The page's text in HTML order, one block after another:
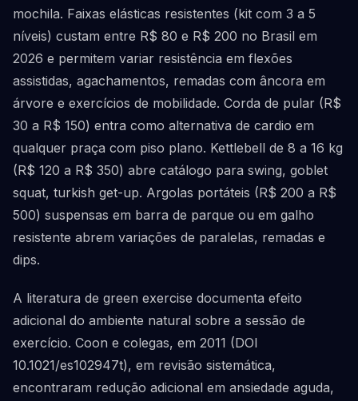
mochila. Faixas elásticas resistentes (kit com 3 a 5
níveis) custam entre R$ 80 e R$ 200 no Brasil em
2026 e permitem variar resistência em flexões
assistidas, agachamentos, remadas com âncora em
árvore e exercícios de mobilidade. Corda de pular (R$
30 a R$ 150) entra como alternativa de cardio em
qualquer praça com piso plano. Kettlebell de 8 a 16 kg
(R$ 120 a R$ 350) abre catálogo para swing, goblet
squat, turkish get-up. Argolas portáteis (R$ 200 a R$
500) suspensas em barra de parque ou em galho
resistente abrem variações de paralelas, remadas e
dips.
A literatura de green exercise documenta efeito
adicional do ambiente natural sobre a sessão de
exercício. Coon e colegas, em 2011 (DOI
10.1021/es102947t), em revisão sistemática,
encontraram redução adicional em ansiedade aguda,